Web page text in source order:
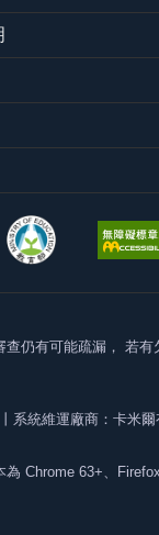
仍有可能疏漏， 若有
丨系統維運廠商：卡米
為 Chrome 63+、